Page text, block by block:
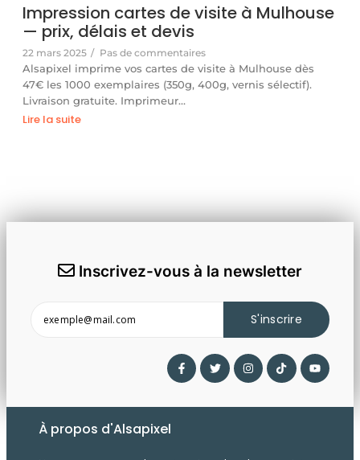
Impression cartes de visite à Mulhouse
— prix, délais et devis
22 mars 2025 / Pas de commentaires
Alsapixel imprime vos cartes de visite à Mulhouse dès
47€ les 1000 exemplaires (350g, 400g, vernis sélectif).
Livraison gratuite. Imprimeur…
Lire la suite
Inscrivez-vous à la newsletter
S'inscrire
À propos d'Alsapixel